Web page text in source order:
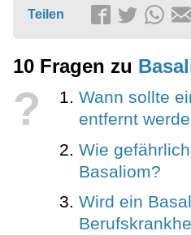
Teilen
10 Fragen zu
?
Wann sollte
entfernt
Wie
Basaliom?
Wird ein